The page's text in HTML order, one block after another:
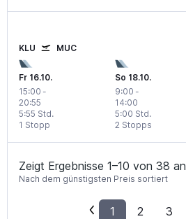
KLU MUC
Fr 16.10.
15:00 -
20:55
1 Stopp
5:55 Std.
So 18.10.
9:00 -
14:00
2 Stopps
5:00 Std.
Zeigt Ergebnisse 1–10 von 38 an
Nach dem günstigsten Preis sortiert
1 2 3